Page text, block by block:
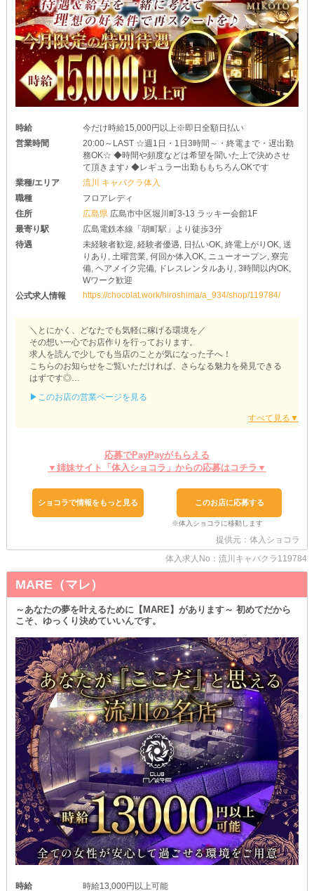
時給
今だけ時給15,000円以上※即日全額日払い
営業時間
20:00～LAST ☆週1日・1日3時間～・終電まで・遅出勤
務OK☆ ◆時間や頻度などは希望を聞いた上で決めさせ
て頂きます♪ ◆レギュラー出勤ももちろんOKです
業種/エリア
流川 キャバクラ体入
職種
フロアレディ
住所
広島県 広島市中区堀川町3-13 ラッキー会館1F
最寄り駅
広島電鉄本線「胡町駅」より徒歩3分
待遇
未経験者歓迎, 経験者優遇, 日払いOK, 終電上がりOK, 送
りあり, 土曜営業, 何回か体入OK, ニューオープン, 寮完
備, ヘアメイク完備, ドレスレンタルあり, 3時間以内OK,
Wワーク歓迎
公式求人情報
https://chocolat.work/hiroshima/a_934/shop/119784/
＼とにかく、どなたでも気軽に稼げる環境を／
その想い一心でお店作りを行っております。
求人を読んで少しでも当店のことが気になった子へ！
こちらのお知らせをご覧いただければ、さらなる魅力を発見できる
はずです◎
【MIKOTO（ミコト）】
すでにナイトワーク経歴をお持ちの子に、耳寄りなお知らせ！
つまり、これまで以上に充実した条件で始められるということ♪
あなたの経験やスキルが、お店の盛り上がりへと直結すること間違
ぜひ“面接時”には、前店でのご活躍や実績についてお聞かせくださ
い。
ちなみに、お仕事を始めるにあたって…
事前に準備するものや購入するものは、ほとんどありません！
なぜなら《レンタル衣装》と《ヘアメイク》を完備しているから♪
いつでも気軽にスタートできるため、その分出費や手間などもミニ
マムに。
お財布に余裕が生まれた分、高収入でとことん埋めてみましょう◎
～ご応募随時受付中です！～
▶このお店の営業ページを見る
応募でPayPayがもらえる
▼姉妹サイト「体入ショコラ」からの応募はコチラ▼
ショコラで情報をもっと見る このお店に応募する
提供元：体入ショコラ
体入求人No：流川キャバクラ119784
MARE（マレ）
～あなたの夢を叶えるために【MARE】があります～ 初めてだから
こそ、ゆっくり決めていいんです。
時給
時給13,000円以上可能